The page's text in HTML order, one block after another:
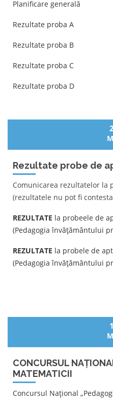
Planificare generală
Rezultate proba A
Rezultate proba B
Rezultate proba C
Rezultate proba D
Rezultate probe de
Comunicarea rezultatelor la
(rezultatele nu pot fi
REZULTATE la probeele de
(Pedagogia învățământului
REZULTATE la probele de
(Pedagogia învățământului
CONCURSUL
MATEMATICII
Concursul Național